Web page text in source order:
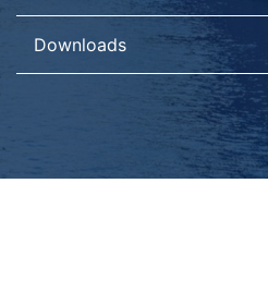
Downloads